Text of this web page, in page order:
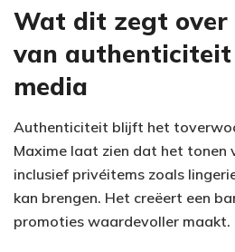
Wat dit zegt over
van authenticiteit
media
Authenticiteit blijft het
Maxime laat zien dat het tonen
inclusief privéitems zoals
kan brengen. Het creëert een
promoties waardevoller maakt.